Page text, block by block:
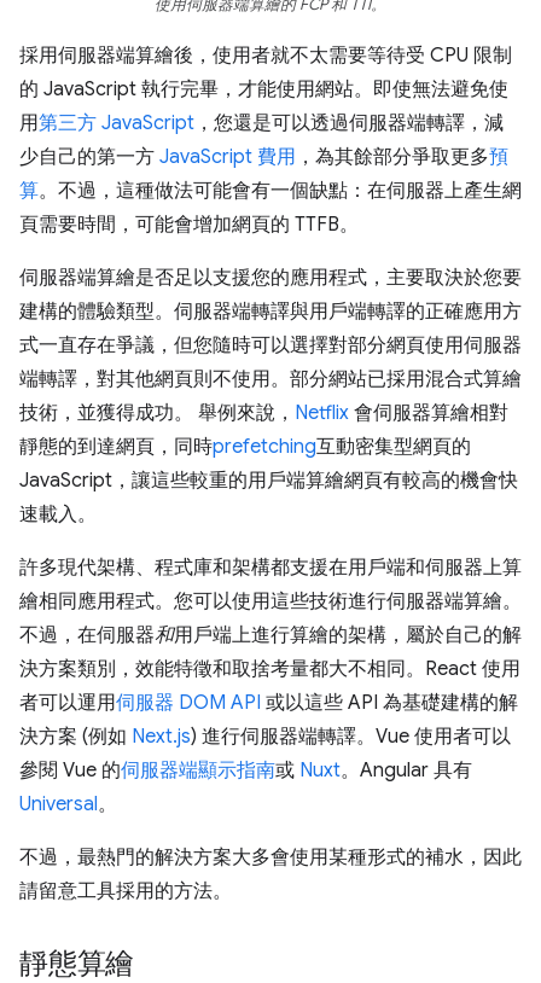
使用伺服器端算繪的 FCP 和 TTI。
採用伺服器端算繪後，使用者就不太需要等待受 CPU 限制
的 JavaScript 執行完畢，才能使用網站。即使無法避免使
用第三方 JavaScript ，您還是可以透過伺服器端轉譯，減
少自己的第一方 JavaScript 費用 ，為其餘部分爭取更多預
算。不過，這種做法可能會有一個缺點：在伺服器上產生網
頁需要時間，可能會增加網頁的 TTFB。
伺服器端算繪是否足以支援您的應用程式，主要取決於您要
建構的體驗類型。伺服器端轉譯與用戶端轉譯的正確應用方
式一直存在爭議，但您隨時可以選擇對部分網頁使用伺服器
端轉譯，對其他網頁則不使用。部分網站已採用混合式算繪
技術，並獲得成功。 舉例來說， Netflix 會伺服器算繪相對
靜態的到達網頁，同時prefetching互動密集型網頁的
JavaScript，讓這些較重的用戶端算繪網頁有較高的機會快
速載入。
許多現代架構、程式庫和架構都支援在用戶端和伺服器上算
繪相同應用程式。您可以使用這些技術進行伺服器端算繪。
不過，在伺服器和用戶端上進行算繪的架構，屬於自己的解
決方案類別，效能特徵和取捨考量都大不相同。React 使用
者可以運用伺服器 DOM API 或以這些 API 為基礎建構的解
決方案 (例如 Next.js) 進行伺服器端轉譯。Vue 使用者可以
參閱 Vue 的伺服器端顯示指南或 Nuxt。Angular 具有
Universal。
不過，最熱門的解決方案大多會使用某種形式的補水，因此
請留意工具採用的方法。
靜態算繪